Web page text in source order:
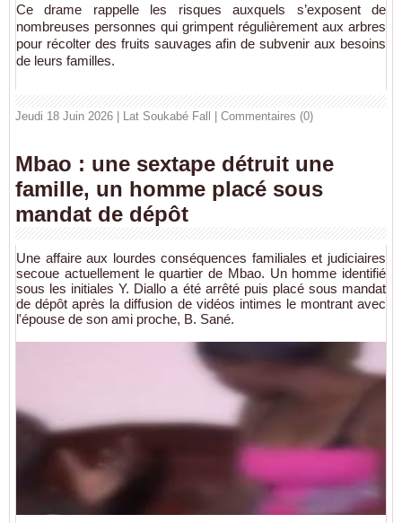
Ce drame rappelle les risques auxquels s’exposent de
nombreuses personnes qui grimpent régulièrement aux arbres
pour récolter des fruits sauvages afin de subvenir aux besoins
de leurs familles.
Jeudi 18 Juin 2026 | Lat Soukabé Fall | Commentaires (0)
Mbao : une sextape détruit une
famille, un homme placé sous
mandat de dépôt
Une affaire aux lourdes conséquences familiales et judiciaires
secoue actuellement le quartier de Mbao. Un homme identifié
sous les initiales Y. Diallo a été arrêté puis placé sous mandat
de dépôt après la diffusion de vidéos intimes le montrant avec
l'épouse de son ami proche, B. Sané.